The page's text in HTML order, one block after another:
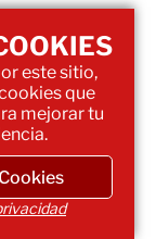
este sitio,
que
mejorar tu